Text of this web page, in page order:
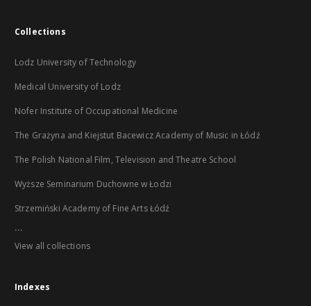
Collections
Lodz University of Technology
Medical University of Lodz
Nofer Institute of Occupational Medicine
The Grażyna and Kiejstut Bacewicz Academy of Music in Łódź
The Polish National Film, Television and Theatre School
Wyższe Seminarium Duchowne w Łodzi
Strzemiński Academy of Fine Arts Łódź
...
View all collections
Indexes